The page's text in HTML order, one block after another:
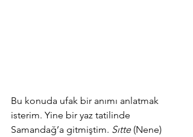
Bu konuda ufak bir anımı anlatmak
isterim. Yine bir yaz tatilinde
Samandağ’a gitmiştim. Sıtte (Nene)